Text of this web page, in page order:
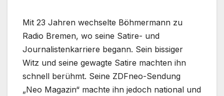
Mit 23 Jahren wechselte Böhmermann zu
Radio Bremen, wo seine Satire- und
Journalistenkarriere begann. Sein bissiger
Witz und seine gewagte Satire machten ihn
schnell berühmt. Seine ZDFneo-Sendung
„Neo Magazin“ machte ihn jedoch national und